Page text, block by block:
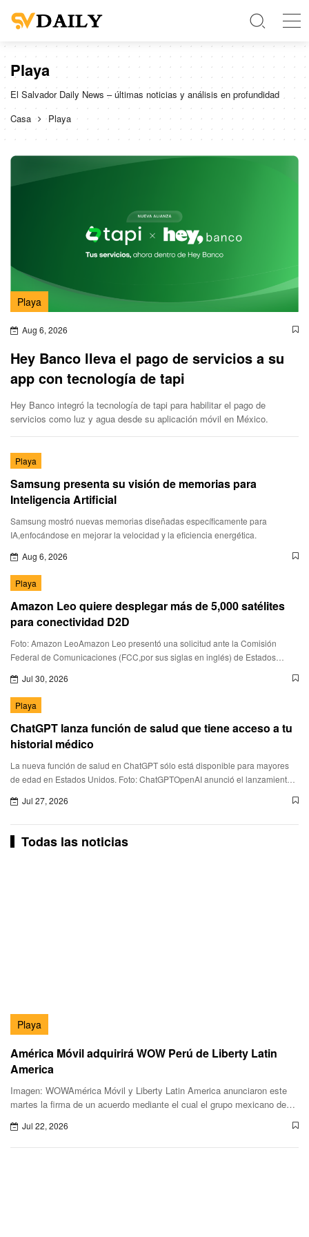
Playa
El Salvador Daily News – últimas noticias y análisis en profundidad
Casa
Playa
Playa
Aug 6, 2026
Hey Banco lleva el pago de servicios a su
app con tecnología de tapi
Hey Banco integró la tecnología de tapi para habilitar el pago de
servicios como luz y agua desde su aplicación móvil en México.
Playa
Samsung presenta su visión de memorias para
Inteligencia Artificial
Samsung mostró nuevas memorias diseñadas específicamente para
IA,enfocándose en mejorar la velocidad y la eficiencia energética.
Aug 6, 2026
Playa
Amazon Leo quiere desplegar más de 5,000 satélites
para conectividad D2D
Foto: Amazon LeoAmazon Leo presentó una solicitud ante la Comisión
Federal de Comunicaciones (FCC,por sus siglas en inglés) de Estados
Jul 30, 2026
Playa
ChatGPT lanza función de salud que tiene acceso a tu
historial médico
La nueva función de salud en ChatGPT sólo está disponible para mayores
de edad en Estados Unidos. Foto: ChatGPTOpenAI anunció el lanzamiento
Jul 27, 2026
Todas las noticias
Playa
América Móvil adquirirá WOW Perú de Liberty Latin
America
Imagen: WOWAmérica Móvil y Liberty Latin America anunciaron este
martes la firma de un acuerdo mediante el cual el grupo mexicano de
Jul 22, 2026